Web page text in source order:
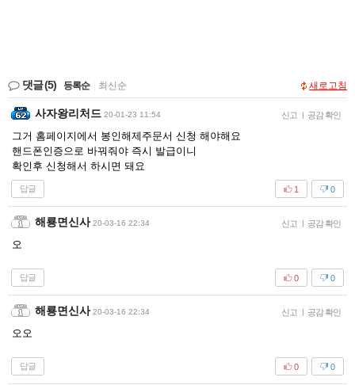
댓글(5) 등록순 최신순 새로고침
사자왕리처드 20-01-23 11:54 신고 | 공감 확인
그거 홈페이지에서 봉인해제주문서 신청 해야해요
핸드폰인증으로 바꿔줘야 즉시 발급이니
확인후 신청해서 하시면 돼요
답글 0
1
해룡면신사 20-03-16 22:34 신고 | 공감 확인
오
답글 0
0
해룡면신사 20-03-16 22:34 신고 | 공감 확인
오오
답글 0
0